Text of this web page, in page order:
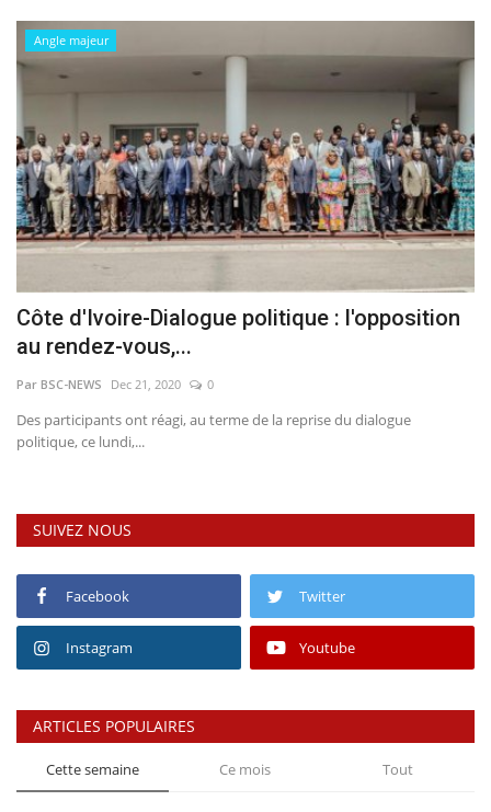
Angle majeur
Côte d'Ivoire-Dialogue politique : l'opposition
au rendez-vous,...
Par BSC-NEWS Dec 21, 2020 0
Des participants ont réagi, au terme de la reprise du dialogue
politique, ce lundi,...
SUIVEZ NOUS
Facebook Twitter
Instagram Youtube
ARTICLES POPULAIRES
Cette semaine Ce mois Tout